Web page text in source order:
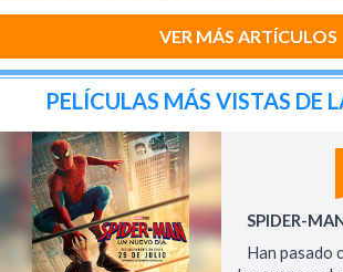
VER MÁS ARTÍCULOS
PELÍCULAS MÁS VISTAS DE
SPIDER-
Han pasado